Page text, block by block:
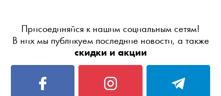
Присоединяйся к нашим социальным сетям!
В них мы публикуем последние новости, а также
скидки и акции